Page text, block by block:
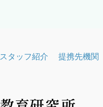
スタッフ紹介 提携先機関